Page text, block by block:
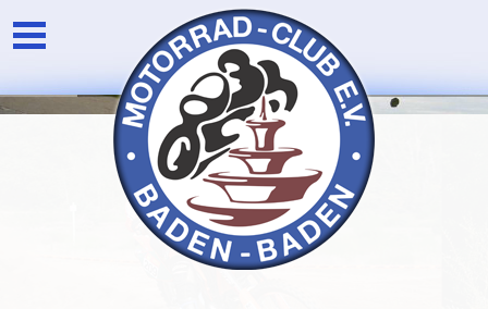
Unser Verein
Die Vorstandschaft